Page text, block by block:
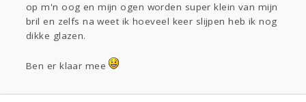
op m'n oog en mijn ogen worden super klein van mijn
bril en zelfs na weet ik hoeveel keer slijpen heb ik nog
dikke glazen.
Ben er klaar mee